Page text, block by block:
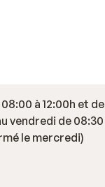
à 12:00h et de
vendredi de 08:30
le mercredi)